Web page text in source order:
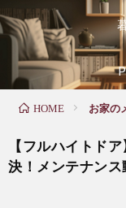
HOME お家の
【フルハイトド
決！メンテナンス